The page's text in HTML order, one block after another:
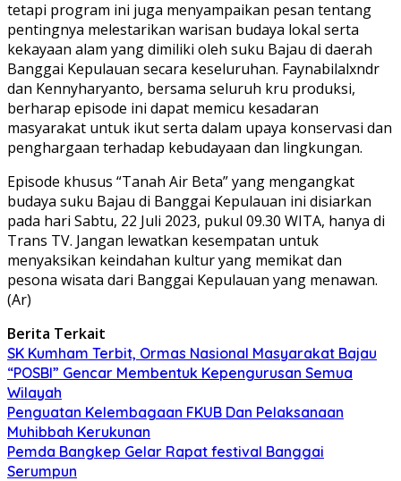
tetapi program ini juga menyampaikan pesan tentang
pentingnya melestarikan warisan budaya lokal serta
kekayaan alam yang dimiliki oleh suku Bajau di daerah
Banggai Kepulauan secara keseluruhan. Faynabilalxndr
dan Kennyharyanto, bersama seluruh kru produksi,
berharap episode ini dapat memicu kesadaran
masyarakat untuk ikut serta dalam upaya konservasi dan
penghargaan terhadap kebudayaan dan lingkungan.
Episode khusus “Tanah Air Beta” yang mengangkat
budaya suku Bajau di Banggai Kepulauan ini disiarkan
pada hari Sabtu, 22 Juli 2023, pukul 09.30 WITA, hanya di
Trans TV. Jangan lewatkan kesempatan untuk
menyaksikan keindahan kultur yang memikat dan
pesona wisata dari Banggai Kepulauan yang menawan.
(Ar)
Berita Terkait
SK Kumham Terbit, Ormas Nasional Masyarakat Bajau
“POSBI” Gencar Membentuk Kepengurusan Semua
Wilayah
Penguatan Kelembagaan FKUB Dan Pelaksanaan
Muhibbah Kerukunan
Pemda Bangkep Gelar Rapat festival Banggai
Serumpun